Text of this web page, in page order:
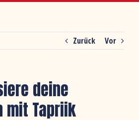
Zurück Vor
deine
Tapriik